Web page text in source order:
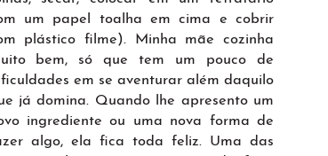
um papel toalha em cima e cobrir
plástico filme). Minha mãe cozinha
bem, só que tem um pouco de
em se aventurar além daquilo
já domina. Quando lhe apresento um
ingrediente ou uma nova forma de
algo, ela fica toda feliz. Uma das